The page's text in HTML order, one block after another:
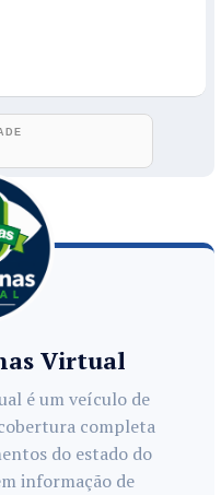
Virtual
é um veículo de
completa
do estado do
informação de